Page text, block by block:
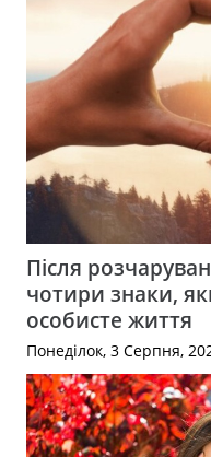
Після
чотири знаки,
особисте життя
Понеділок, 3 Серпня,